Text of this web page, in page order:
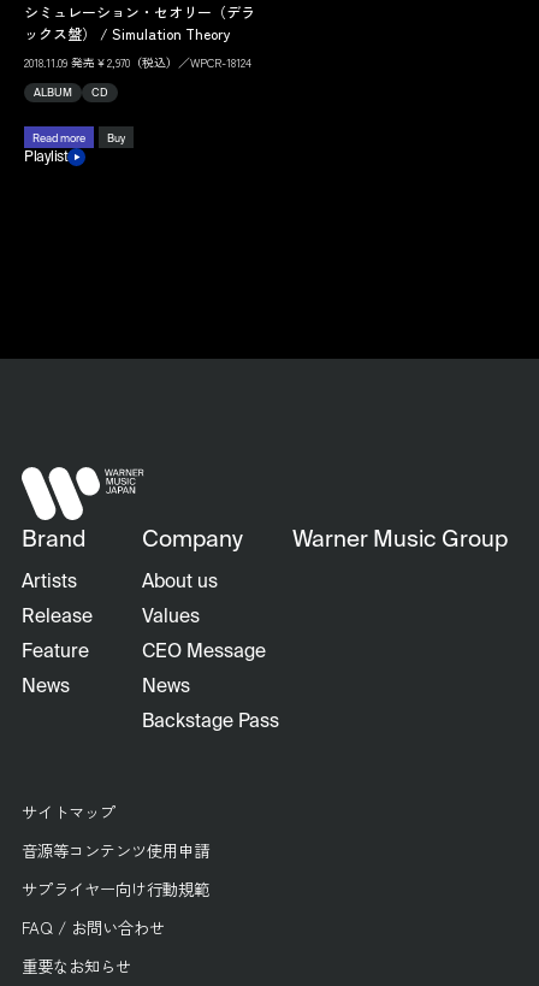
シミュレーション・セオリー（デラ
ックス盤） / Simulation Theory
2018.11.09 発売￥2,970（税込）／WPCR-18124
ALBUM CD
Read more Buy
Playlist
Brand
Artists
Release
Feature
News
Company
About us
Values
CEO Message
News
Backstage Pass
Warner Music Group
サイトマップ
音源等コンテンツ使用申請
サプライヤー向け行動規範
FAQ / お問い合わせ
重要なお知らせ